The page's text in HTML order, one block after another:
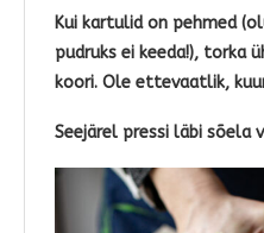
Kui kartulid on pehmed
pudruks ei keeda!), torka
koori. Ole ettevaatlik,
Seejärel pressi läbi sõela